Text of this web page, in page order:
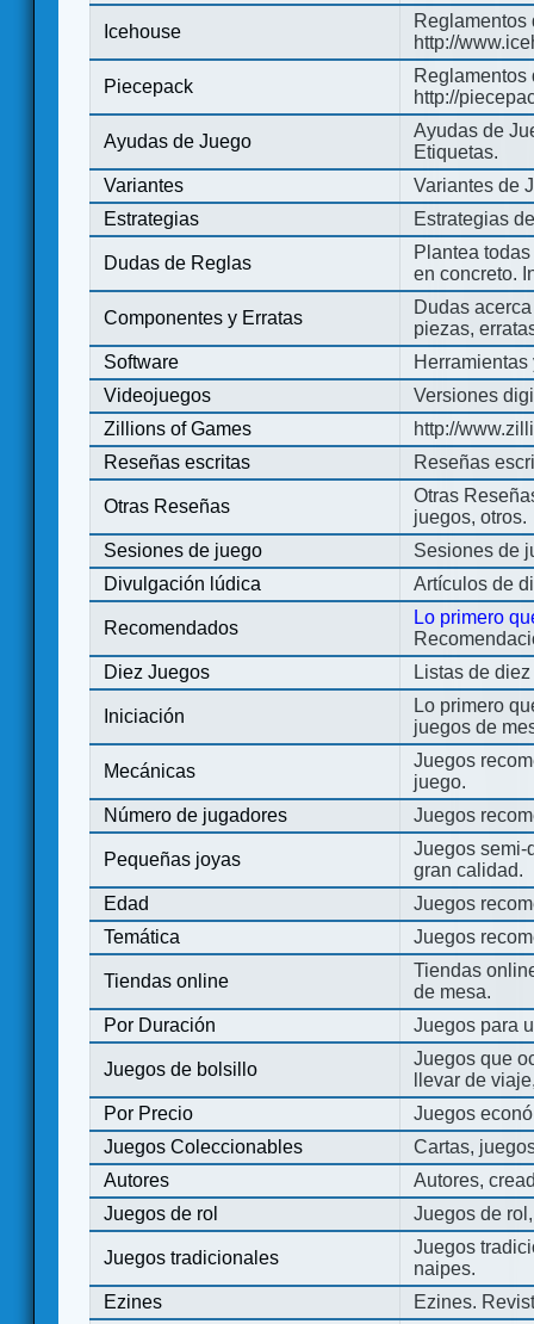
Icehouse
Reglamentos
http://
Piecepack
Reglamentos
http://
Ayudas de Juego
Ayudas de
Etiquetas.
Variantes
Variantes de
Estrategias
Estrategias
Dudas de Reglas
Plantea
en concreto.
Componentes y Erratas
Dudas
piezas,
Software
Videojuegos
Versiones
Zillions of Games
http://
Reseñas escritas
Reseñas
Otras Reseñas
Otras
juegos, otros.
Sesiones de juego
Sesiones de
Divulgación lúdica
Artículos de
Recomendados
Lo primero
Diez Juegos
Listas de
Iniciación
Lo primero
juegos de
Mecánicas
Juegos
juego.
Número de jugadores
Juegos
Pequeñas joyas
Juegos semi-
gran calidad.
Edad
Juegos
Temática
Juegos
Tiendas online
Tiendas
de mesa.
Por Duración
Juegos para
Juegos de bolsillo
Juegos que
llevar de
Por Precio
Juegos
Juegos Coleccionables
Cartas,
Autores
Autores,
Juegos de rol
Juegos de
Juegos tradicionales
Juegos
naipes.
Ezines
Ezines.